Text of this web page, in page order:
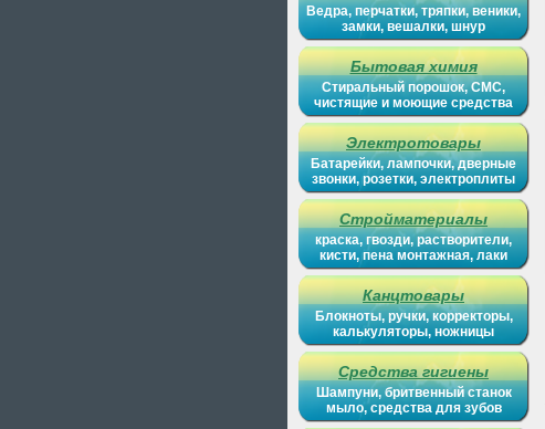
Ведра, перчатки, тряпки, веники,
замки, вешалки, шнур
Бытовая химия
Стиральный порошок, СМС,
чистящие и моющие средства
Электротовары
Батарейки, лампочки, дверные
звонки, розетки, электроплиты
Стройматериалы
краска, гвозди, растворители,
кисти, пена монтажная, лаки
Канцтовары
Блокноты, ручки, корректоры,
калькуляторы, ножницы
Средства гигиены
Шампуни, бритвенный станок
мыло, средства для зубов